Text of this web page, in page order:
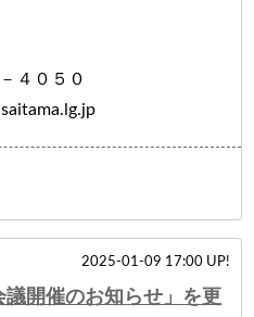
４０５０
2025-01-09 17:00 UP!
開催のお知らせ」を更